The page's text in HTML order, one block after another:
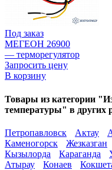
Под заказ
МЕГЕОН 26900
— терморегулятор
Запросить цену
В корзину
Товары из категории
температуры" в других
Петропавловск Актау
Каменогорск
Жезказган
Кызылорда
Караганда
Атырау
Конаев